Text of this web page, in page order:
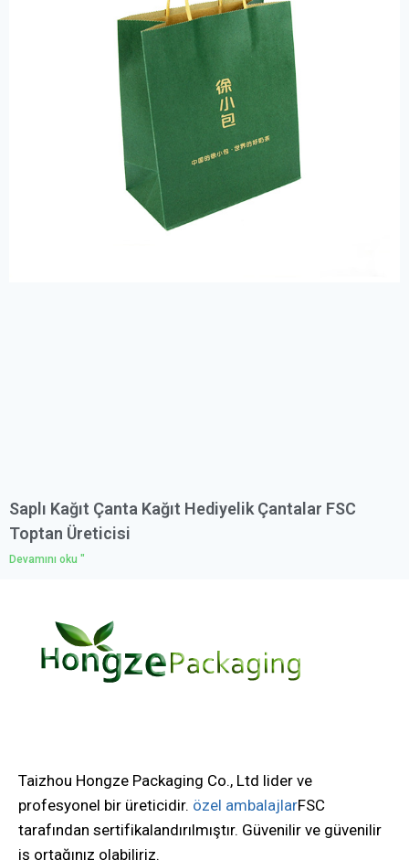
Saplı Kağıt Çanta Kağıt Hediyelik Çantalar FSC
Toptan Üreticisi
Devamını oku "
Taizhou Hongze Packaging Co., Ltd lider ve
profesyonel bir üreticidir. özel ambalajlarFSC
tarafından sertifikalandırılmıştır. Güvenilir ve güvenilir
iş ortağınız olabiliriz.